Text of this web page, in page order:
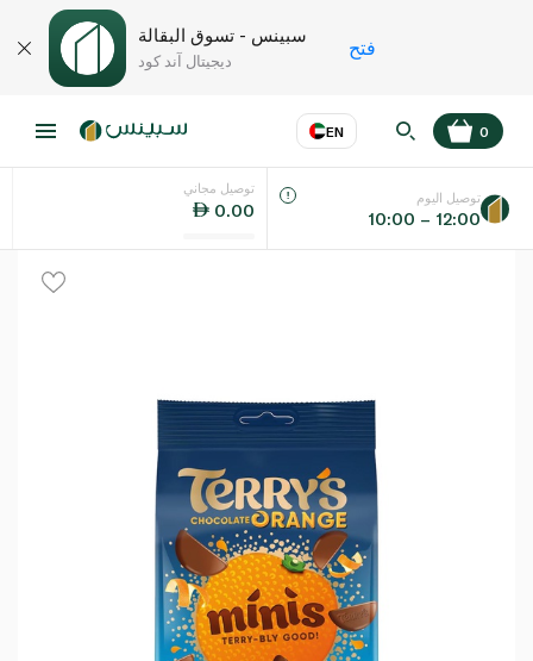
سبينس - تسوق البقالة
ديجيتال آند كود
فتح
EN
اللغة عر
0
توصيل مجاني
0.00
توصيل اليوم
10:00 – 12:00